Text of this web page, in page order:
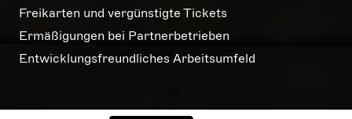
Freikarten und vergünstigte Tickets
Ermäßigungen bei Partnerbetrieben
Entwicklungsfreundliches Arbeitsumfeld